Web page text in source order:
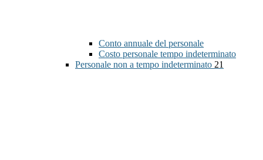
Conto annuale del personale
Costo personale tempo indeterminato
Personale non a tempo indeterminato 21